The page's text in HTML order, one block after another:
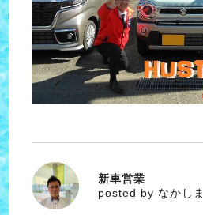
なかしま
新車営業
posted by なかしま